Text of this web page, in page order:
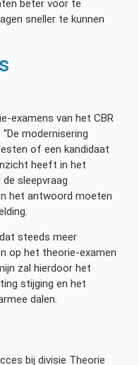
beter voor te
sneller te kunnen
examens van het CBR
modernisering
of een kandidaat
heeft in het
de sleepvraag
het antwoord moeten
steeds meer
op het theorie-examen
zal hierdoor het
stijging en het
dalen.
bij divisie Theorie